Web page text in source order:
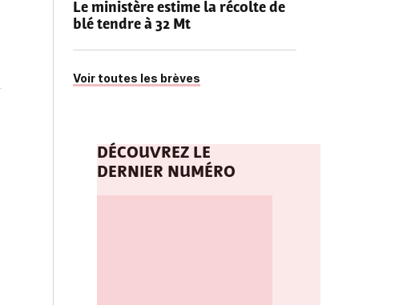
Le ministère estime la récolte de
blé tendre à 32 Mt
Voir toutes les brèves
DÉCOUVREZ LE
DERNIER NUMÉRO